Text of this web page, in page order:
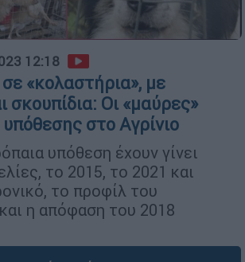
12:18
«κολαστήρια», με
Οι «μαύρες»
στο Αγρίνιο
υπόθεση έχουν γίνει
το 2015, το 2021 και
το προφίλ του
η απόφαση του 2018